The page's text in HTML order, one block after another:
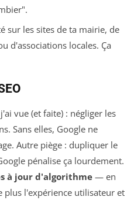
sur les sites de ta mairie, de
d'associations locales. Ça
vue (et faite) : négliger les
Sans elles, Google ne
Autre piège : dupliquer le
pénalise ça lourdement.
à jour d'algorithme — en
plus l'expérience utilisateur et